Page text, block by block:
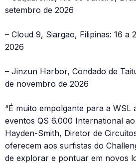
setembro de 2026
– Cloud 9, Siargao, Filipinas: 16 a
2026
– Jinzun Harbor, Condado de
de novembro de 2026
“É muito empolgante para a WSL
eventos QS 6.000 International
Hayden-Smith, Diretor de
oferecem aos surfistas do
de explorar e pontuar em novos